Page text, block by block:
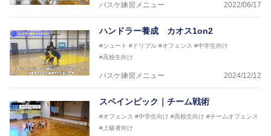
バスケ練習メニュー 2022/06/17
ハンドラー養成 カオス1on2
#シュート #ドリブル #オフェンス #中学生向け
#高校生向け
バスケ練習メニュー 2024/12/12
スペインピック｜チーム戦術
#オフェンス #中学生向け #高校生向け #チームオフェンス
#上級者向け